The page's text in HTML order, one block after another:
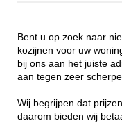
Bent u op zoek naar
kozijnen voor uw
bij ons aan het juiste
aan tegen zeer scherpe
Wij begrijpen dat
daarom bieden wij